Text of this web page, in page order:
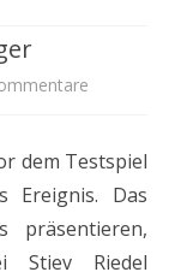
Trikots
die
dem Testspiel
Ereignis. Das
präsentieren,
Stiev Riedel